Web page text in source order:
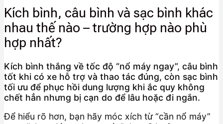
Kích bình, câu bình và sạc bình khác
nhau thế nào – trường hợp nào phù
hợp nhất?
Kích bình thắng về tốc độ “nổ máy ngay”, câu bình
tốt khi có xe hỗ trợ và thao tác đúng, còn sạc bình
tối ưu để phục hồi dung lượng khi ắc quy không
chết hẳn nhưng bị cạn do để lâu hoặc đi ngắn.
Để hiểu rõ hơn, bạn hãy móc xích từ “cần nổ máy”